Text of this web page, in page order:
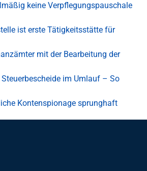
keine Verpflegungspauschale
ist erste Tätigkeitsstätte für
mit der Bearbeitung der
im Umlauf – So
Kontenspionage sprunghaft